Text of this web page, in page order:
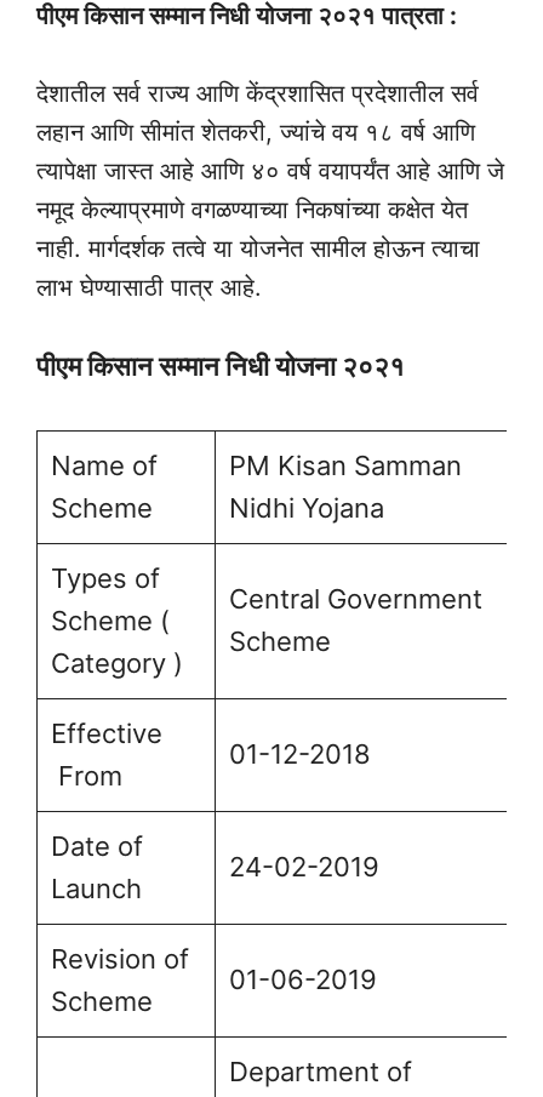
पीएम किसान सम्मान निधी योजना २०२१ पात्रता :
देशातील सर्व राज्य आणि केंद्रशासित प्रदेशातील सर्व
लहान आणि सीमांत शेतकरी, ज्यांचे वय १८ वर्ष आणि
त्यापेक्षा जास्त आहे आणि ४० वर्ष वयापर्यंत आहे आणि जे
नमूद केल्याप्रमाणे वगळण्याच्या निकषांच्या कक्षेत येत
नाही. मार्गदर्शक तत्वे या योजनेत सामील होऊन त्याचा
लाभ घेण्यासाठी पात्र आहे.
पीएम किसान सम्मान निधी योजना २०२१
Name of
Scheme
PM Kisan Samman
Nidhi Yojana
Types of
Scheme (
Category )
Central Government
Scheme
Effective
From
01-12-2018
Date of
Launch
24-02-2019
Revision of
Scheme
01-06-2019
Department of